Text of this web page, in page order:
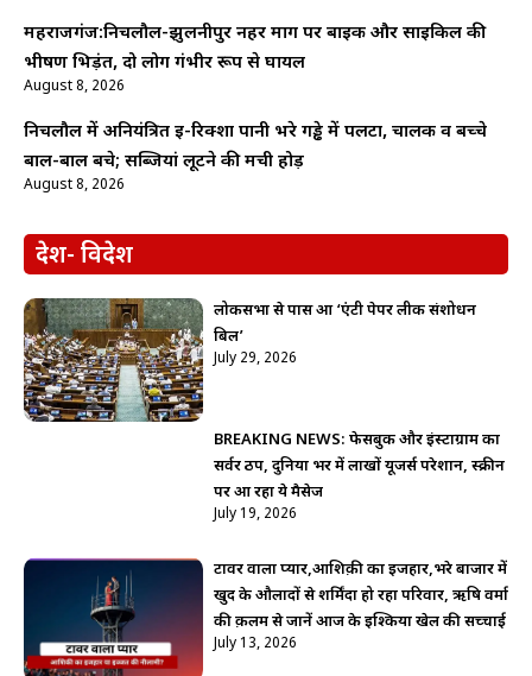
महराजगंज:निचलौल-झुलनीपुर नहर मार्ग पर बाइक और साइकिल की
भीषण भिड़ंत, दो लोग गंभीर रूप से घायल
August 8, 2026
निचलौल में अनियंत्रित ई-रिक्शा पानी भरे गड्ढे में पलटा, चालक व बच्चे
बाल-बाल बचे; सब्जियां लूटने की मची होड़
August 8, 2026
देश- विदेश
लोकसभा से पास हुआ ‘एंटी पेपर लीक संशोधन
बिल’
July 29, 2026
BREAKING NEWS: फेसबुक और इंस्टाग्राम का
सर्वर ठप, दुनिया भर में लाखों यूजर्स परेशान, स्क्रीन
पर आ रहा ये मैसेज
July 19, 2026
टावर वाला प्यार,आशिक़ी का इजहार,भरे बाजार में
खुद के औलादों से शर्मिंदा हो रहा परिवार, ऋषि वर्मा
की क़लम से जानें आज के इश्किया खेल की सच्चाई
July 13, 2026